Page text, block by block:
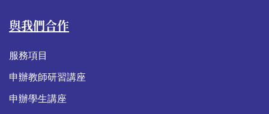
與我們合作
服務項目
申辦教師研習講座
申辦學生講座